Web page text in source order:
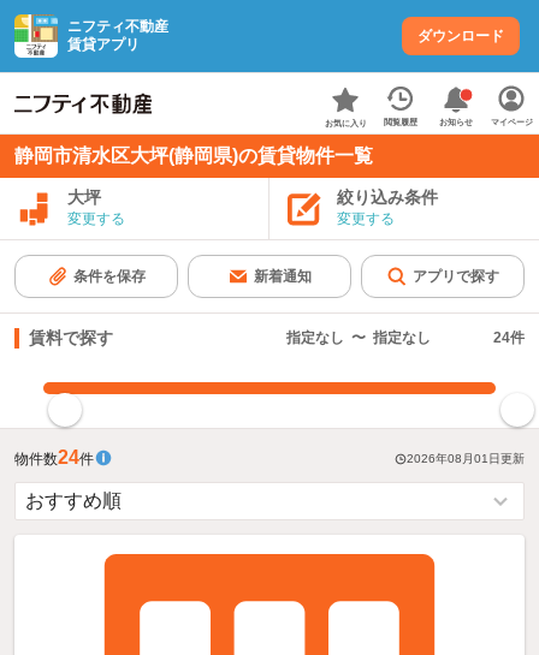
ニフティ不動産
賃貸アプリ
ダウンロード
お気に入り 閲覧履歴 お知らせ マイページ
静岡市清水区大坪(静岡県)の賃貸物件一覧
大坪
変更する
絞り込み条件
変更する
条件を保存 新着通知 アプリで探す
賃料で探す 指定なし 〜 指定なし 24件
物件数24件 2026年08月01日更新